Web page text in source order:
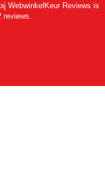
WebwinkelKeur Reviews is